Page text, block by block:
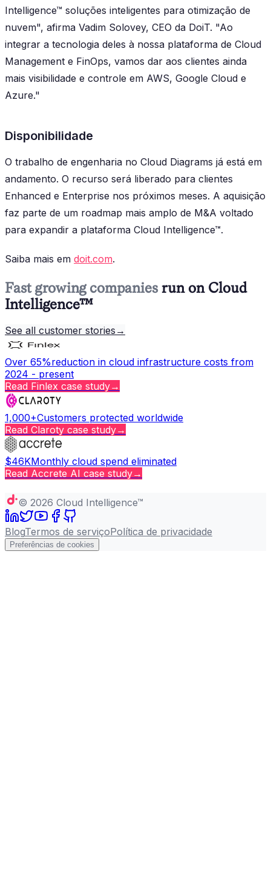
Intelligence™ soluções inteligentes para otimização de
nuvem", afirma Vadim Solovey, CEO da DoiT. "Ao
integrar a tecnologia deles à nossa plataforma de Cloud
Management e FinOps, vamos dar aos clientes ainda
mais visibilidade e controle em AWS, Google Cloud e
Azure."
Disponibilidade
O trabalho de engenharia no Cloud Diagrams já está em
andamento. O recurso será liberado para clientes
Enhanced e Enterprise nos próximos meses. A aquisição
faz parte de um roadmap mais amplo de M&A voltado
para expandir a plataforma Cloud Intelligence™.
Saiba mais em doit.com.
Fast growing companies run on Cloud
Intelligence™
See all customer stories →
Over 65%reduction in cloud infrastructure costs from
2024 - present
Read Finlex case study→
1,000+Customers protected worldwide
Read Claroty case study→
$46KMonthly cloud spend eliminated
Read Accrete AI case study→
© 2026 Cloud Intelligence™
BlogTermos de serviçoPolítica de privacidade
Preferências de cookies